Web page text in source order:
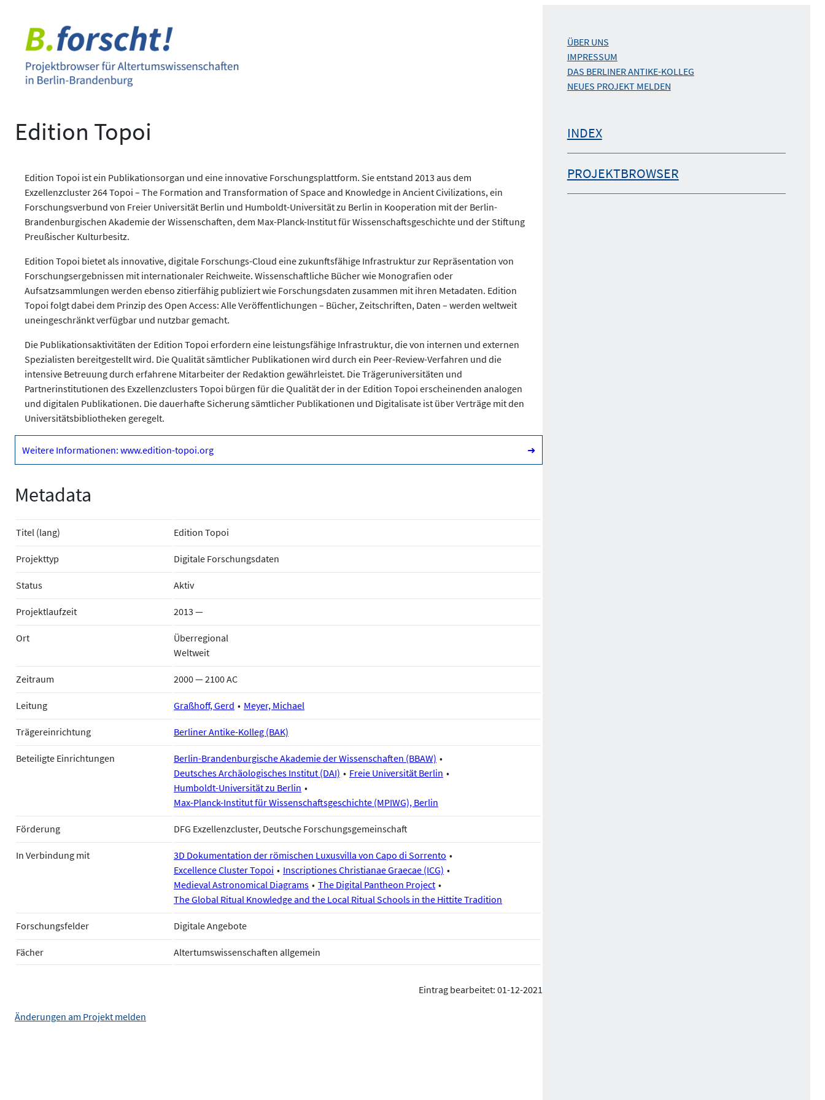
springen
Edition Topoi
Edition Topoi ist ein Publikationsorgan und eine innovative Forschungsplattform. Sie entstand 2013 aus dem
Exzellenzcluster 264 Topoi – The Formation and Transformation of Space and Knowledge in Ancient Civilizations, ein
Forschungsverbund von Freier Universität Berlin und Humboldt-Universität zu Berlin in Kooperation mit der Berlin-
Brandenburgischen Akademie der Wissenschaften, dem Max-Planck-Institut für Wissenschaftsgeschichte und der Stiftung
Preußischer Kulturbesitz.
Edition Topoi bietet als innovative, digitale Forschungs-Cloud eine zukunftsfähige Infrastruktur zur Repräsentation von
Forschungsergebnissen mit internationaler Reichweite. Wissenschaftliche Bücher wie Monografien oder
Aufsatzsammlungen werden ebenso zitierfähig publiziert wie Forschungsdaten zusammen mit ihren Metadaten. Edition
Topoi folgt dabei dem Prinzip des Open Access: Alle Veröffentlichungen – Bücher, Zeitschriften, Daten – werden weltweit
uneingeschränkt verfügbar und nutzbar gemacht.
Die Publikationsaktivitäten der Edition Topoi erfordern eine leistungsfähige Infrastruktur, die von internen und externen
Spezialisten bereitgestellt wird. Die Qualität sämtlicher Publikationen wird durch ein Peer-Review-Verfahren und die
intensive Betreuung durch erfahrene Mitarbeiter der Redaktion gewährleistet. Die Trägeruniversitäten und
Partnerinstitutionen des Exzellenzclusters Topoi bürgen für die Qualität der in der Edition Topoi erscheinenden analogen
und digitalen Publikationen. Die dauerhafte Sicherung sämtlicher Publikationen und Digitalisate ist über Verträge mit den
Universitätsbibliotheken geregelt.
Weitere Informationen: www.edition-topoi.org ➜
Metadata
Titel (lang) Edition Topoi
Projekttyp Digitale Forschungsdaten
Status Aktiv
Projektlaufzeit 2013 —
Ort
Überregional
Weltweit
Zeitraum 2000 — 2100 AC
Leitung Graßhoff, Gerd Meyer, Michael
Trägereinrichtung Berliner Antike-Kolleg (BAK)
Beteiligte Einrichtungen
Berlin-Brandenburgische Akademie der Wissenschaften (BBAW)
Deutsches Archäologisches Institut (DAI)
Freie Universität Berlin
Humboldt-Universität zu Berlin
Max-Planck-Institut für Wissenschaftsgeschichte (MPIWG), Berlin
Förderung DFG Exzellenzcluster, Deutsche Forschungsgemeinschaft
In Verbindung mit
3D Dokumentation der römischen Luxusvilla von Capo di Sorrento
Excellence Cluster Topoi
Inscriptiones Christianae Graecae (ICG)
Medieval Astronomical Diagrams
The Digital Pantheon Project
The Global Ritual Knowledge and the Local Ritual Schools in the Hittite Tradition
Forschungsfelder Digitale Angebote
Fächer Altertumswissenschaften allgemein
Eintrag bearbeitet: 01-12-2021
Änderungen am Projekt melden
ÜBER UNS
IMPRESSUM
DAS BERLINER ANTIKE-KOLLEG
NEUES PROJEKT MELDEN
INDEX
PROJEKTBROWSER